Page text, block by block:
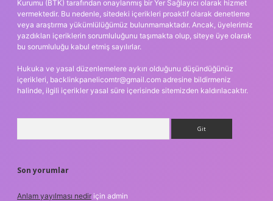
Kurumu (BTK) tarafından onaylanmış bir Yer Sağlayıcı olarak hizmet
vermektedir. Bu nedenle, sitedeki içerikleri proaktif olarak denetleme
veya araştırma yükümlülüğümüz bulunmamaktadır. Ancak, üyelerimiz
yazdıkları içeriklerin sorumluluğunu taşımakta olup, siteye üye olarak
bu sorumluluğu kabul etmiş sayılırlar.
Hukuka ve yasal düzenlemelere aykırı olduğunu düşündüğünüz
içerikleri, backlinkpanelicomtr@gmail.com adresine bildirmeniz
halinde, ilgili içerikler yasal süre içerisinde sitemizden kaldırılacaktır.
Son yorumlar
Anlam yayılması nedir için admin